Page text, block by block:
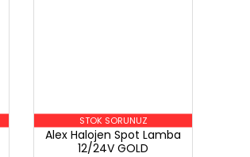
STOK SORUNUZ
Alex Halojen Spot Lamba
12/24V GOLD